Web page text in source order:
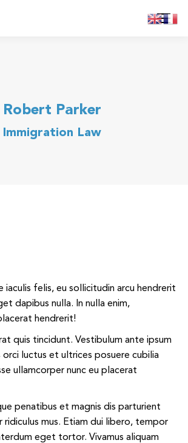
Robert Parker
Immigration Law
iaculis felis, eu sollicitudin arcu hendrerit
dapibus nulla. In nulla enim,
hendrerit!
quis tincidunt. Vestibulum ante ipsum
orci luctus et ultrices posuere cubilia
ullamcorper nunc eu placerat
penatibus et magnis dis parturient
ridiculus mus. Etiam dui libero, tempor
eget tortor. Vivamus aliquam